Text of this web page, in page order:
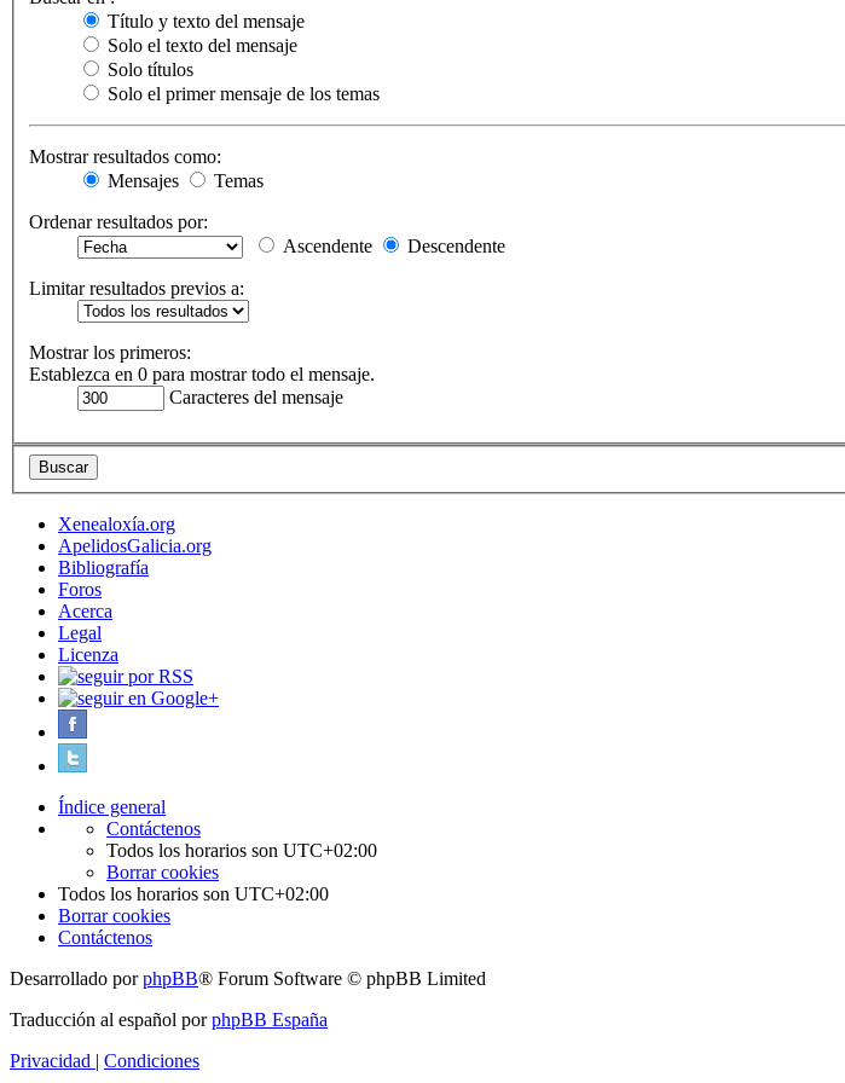
Título y texto del mensaje
Solo el texto del mensaje
Solo títulos
Solo el primer mensaje de los temas
Mostrar resultados como:
Mensajes
Temas
Ordenar resultados por:
Ascendente
Descendente
Limitar resultados previos a:
Mostrar los primeros:
Establezca en 0 para mostrar todo el mensaje.
Caracteres del mensaje
Xenealoxía.org
ApelidosGalicia.org
Bibliografía
Foros
Acerca
Legal
Licenza
Índice general
Contáctenos
Todos los horarios son UTC+02:00
Borrar cookies
Todos los horarios son UTC+02:00
Borrar cookies
Contáctenos
Desarrollado porphpBB® Forum Software © phpBB Limited
Traducción al español porphpBB España
Privacidad | Condiciones